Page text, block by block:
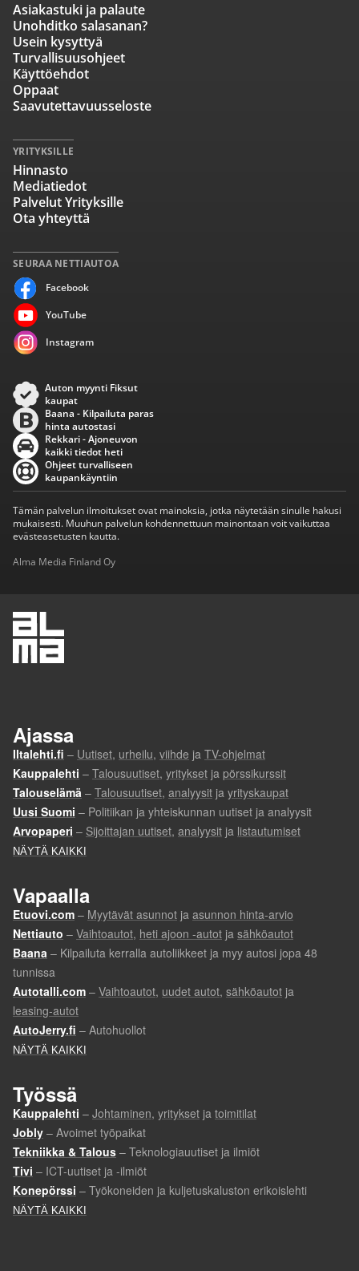
SEURAA NETTIAUTOA
Facebook
YouTube
Instagram
Asiakastuki ja palaute
Unohditko salasanan?
Usein kysyttyä
Turvallisuusohjeet
Käyttöehdot
Oppaat
Saavutettavuusseloste
YRITYKSILLE
Hinnasto
Mediatiedot
Palvelut Yrityksille
Ota yhteyttä
Auton myynti Fiksut
kaupat
Baana - Kilpailuta paras
hinta autostasi
Rekkari - Ajoneuvon
kaikki tiedot heti
Ohjeet turvalliseen
kaupankäyntiin
Tämän palvelun ilmoitukset ovat mainoksia, jotka näytetään sinulle hakusi
mukaisesti. Muuhun palvelun kohdennettuun mainontaan voit vaikuttaa
evästeasetusten kautta.
Alma Media Finland Oy